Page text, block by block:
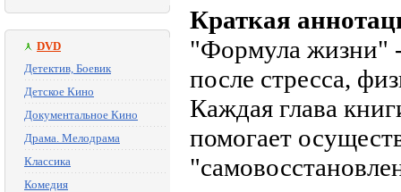
DVD
Детектив, Боевик
Детское Кино
Документальное Кино
Драма. Мелодрама
Классика
Комедия
Краткая
"Формула жизни" -
после стресса,
Каждая глава
помогает